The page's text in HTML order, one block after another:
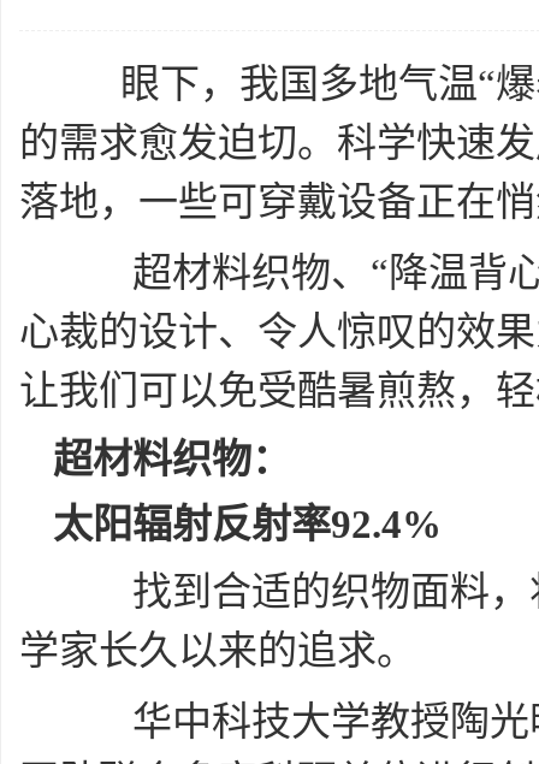
眼下，我国多地气温“爆
的需求愈发迫切。科学快速
落地，一些可穿戴设备正在
超材料织物、“降温背
心裁的设计、令人惊叹的效
让我们可以免受酷暑煎熬，
超材料织物：
太阳辐射反射率92.4%
找到合适的织物面料，
学家长久以来的追求。
华中科技大学教授陶光